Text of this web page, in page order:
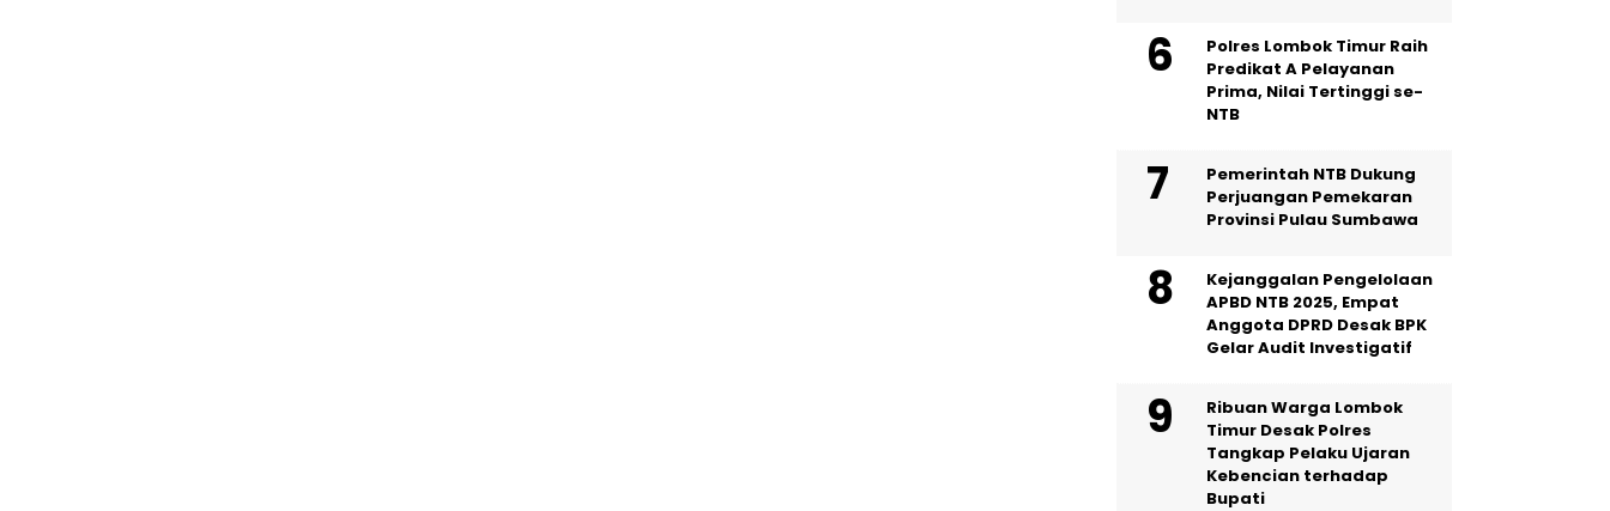
Polres Lombok Timur Raih
Predikat A Pelayanan
Prima, Nilai Tertinggi se-
NTB
Pemerintah NTB Dukung
Perjuangan Pemekaran
Provinsi Pulau Sumbawa
Kejanggalan Pengelolaan
APBD NTB 2025, Empat
Anggota DPRD Desak BPK
Gelar Audit Investigatif
Ribuan Warga Lombok
Timur Desak Polres
Tangkap Pelaku Ujaran
Kebencian terhadap
Bupati